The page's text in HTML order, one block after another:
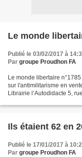
Le monde
Publié le 03/02/2017 à
Par groupe Proudhon FA
Le monde libertaire
sur l'antimilitarisme en
Librairie l’Autodidacte 5,
Ils étaient 62 en
Publié le 17/01/2017 à
Par groupe Proudhon FA